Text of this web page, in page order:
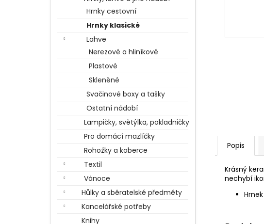
Hrnky cestovní
Hrnky klasické
Lahve
Nerezové a hliníkové
Plastové
Skleněné
Svačinové boxy a tašky
Ostatní nádobí
Lampičky, světýlka, pokladničky
Pro domácí mazlíčky
Rohožky a koberce
Textil
Vánoce
Hůlky a sběratelské předměty
Kancelářské potřeby
Knihy
Popis
Krásný
nechybí
BERTÍKOVY FAZOLKY TISÍCKRÁT JINAK
35 G, HARRY POTTER